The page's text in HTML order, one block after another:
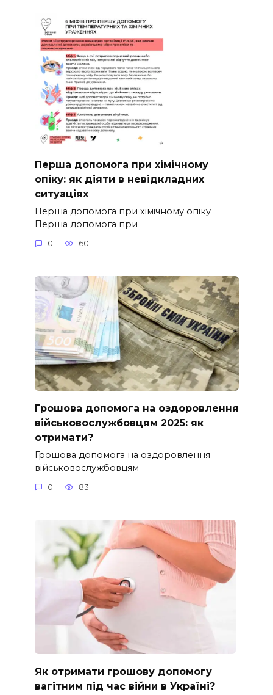
Перша допомога при хімічному
опіку: як діяти в невідкладних
ситуаціях
Перша допомога при хімічному опіку
Перша допомога при
0 60
Грошова допомога на оздоровлення
військовослужбовцям 2025: як
отримати?
Грошова допомога на оздоровлення
військовослужбовцям
0 83
Як отримати грошову допомогу
вагітним під час війни в Україні?